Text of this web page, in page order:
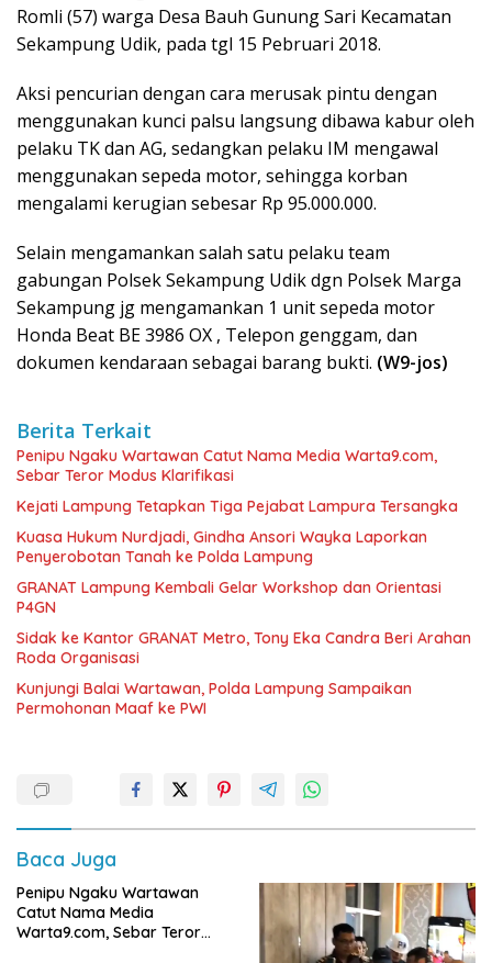
Romli (57) warga Desa Bauh Gunung Sari Kecamatan
Sekampung Udik, pada tgl 15 Pebruari 2018.
Aksi pencurian dengan cara merusak pintu dengan
menggunakan kunci palsu langsung dibawa kabur oleh
pelaku TK dan AG, sedangkan pelaku IM mengawal
menggunakan sepeda motor, sehingga korban
mengalami kerugian sebesar Rp 95.000.000.
Selain mengamankan salah satu pelaku team
gabungan Polsek Sekampung Udik dgn Polsek Marga
Sekampung jg mengamankan 1 unit sepeda motor
Honda Beat BE 3986 OX , Telepon genggam, dan
dokumen kendaraan sebagai barang bukti. (W9-jos)
Berita Terkait
Penipu Ngaku Wartawan Catut Nama Media Warta9.com,
Sebar Teror Modus Klarifikasi
Kejati Lampung Tetapkan Tiga Pejabat Lampura Tersangka
Kuasa Hukum Nurdjadi, Gindha Ansori Wayka Laporkan
Penyerobotan Tanah ke Polda Lampung
GRANAT Lampung Kembali Gelar Workshop dan Orientasi
P4GN
‎Sidak ke Kantor GRANAT Metro, Tony Eka Candra Beri Arahan
Roda Organisasi
Kunjungi Balai Wartawan, Polda Lampung Sampaikan
Permohonan Maaf ke PWI
Baca Juga
Penipu Ngaku Wartawan
Catut Nama Media
Warta9.com, Sebar Teror